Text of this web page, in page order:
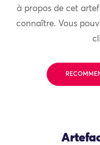
à propos de cet
connaître. Vous